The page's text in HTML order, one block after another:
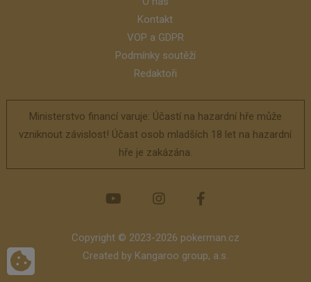
Kontakt
VOP a GDPR
Podmínky soutěží
Redaktoři
Ministerstvo financí varuje: Účastí na hazardní hře může
vzniknout závislost! Účast osob mladších 18 let na hazardní
hře je zakázána.
Copyright © 2023-2026 pokerman.cz
Created by Kangaroo group, a.s.